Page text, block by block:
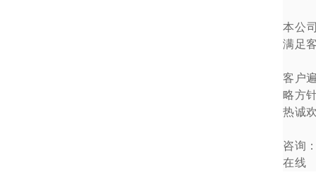
本公
满足
客户
略方
热诚
咨询
在线